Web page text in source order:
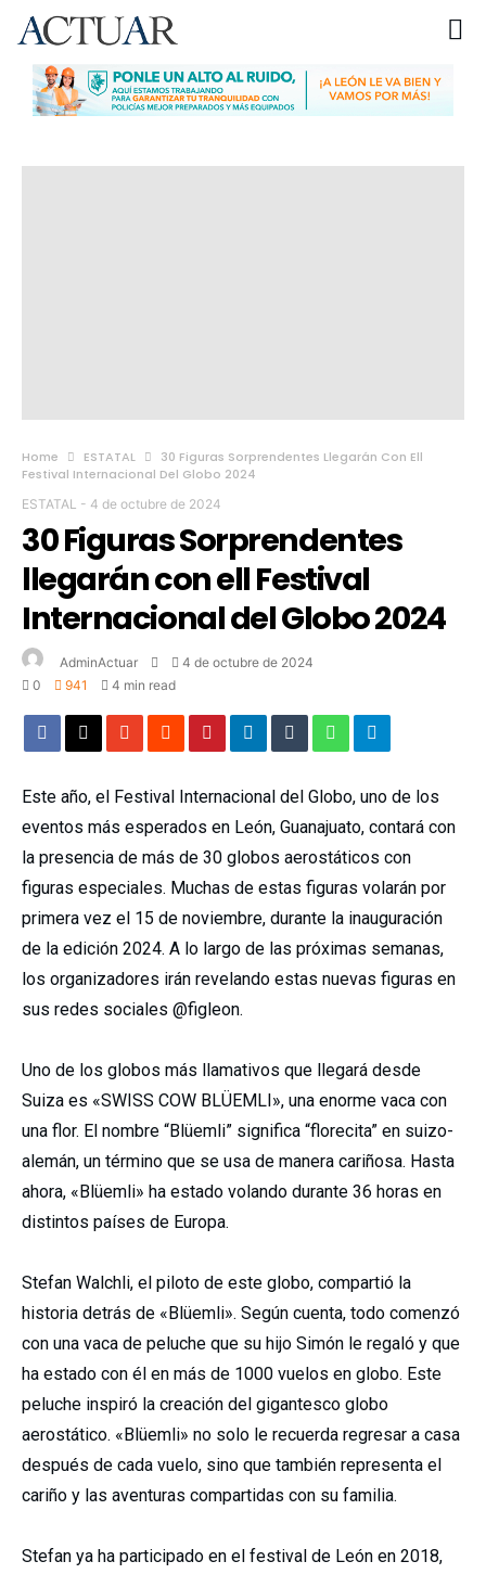
Home ESTATAL
30 Figuras Sorprendentes Llegarán Con Ell
Festival Internacional Del Globo 2024
ESTATAL - 4 de octubre de 2024
30 Figuras Sorprendentes
llegarán con ell Festival
Internacional del Globo 2024
AdminActuar
4 de octubre de 2024
0
941 4 min read
Este año, el Festival Internacional del Globo, uno de los
eventos más esperados en León, Guanajuato, contará con
la presencia de más de 30 globos aerostáticos con
figuras especiales. Muchas de estas figuras volarán por
primera vez el 15 de noviembre, durante la inauguración
de la edición 2024. A lo largo de las próximas semanas,
los organizadores irán revelando estas nuevas figuras en
sus redes sociales @figleon.
Uno de los globos más llamativos que llegará desde
Suiza es «SWISS COW BLÜEMLI», una enorme vaca con
una flor. El nombre “Blüemli” significa “florecita” en suizo-
alemán, un término que se usa de manera cariñosa. Hasta
ahora, «Blüemli» ha estado volando durante 36 horas en
distintos países de Europa.
Stefan Walchli, el piloto de este globo, compartió la
historia detrás de «Blüemli». Según cuenta, todo comenzó
con una vaca de peluche que su hijo Simón le regaló y que
ha estado con él en más de 1000 vuelos en globo. Este
peluche inspiró la creación del gigantesco globo
aerostático. «Blüemli» no solo le recuerda regresar a casa
después de cada vuelo, sino que también representa el
cariño y las aventuras compartidas con su familia.
Stefan ya ha participado en el festival de León en 2018,